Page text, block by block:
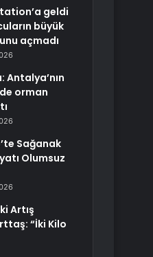
geldi
büyük
açmadı
Antalya’nın
orman
Sağanak
Olumsuz
Artış
“İki Kilo